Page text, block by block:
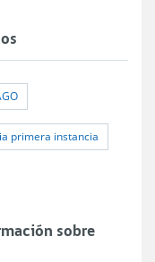
primera instancia
sobre